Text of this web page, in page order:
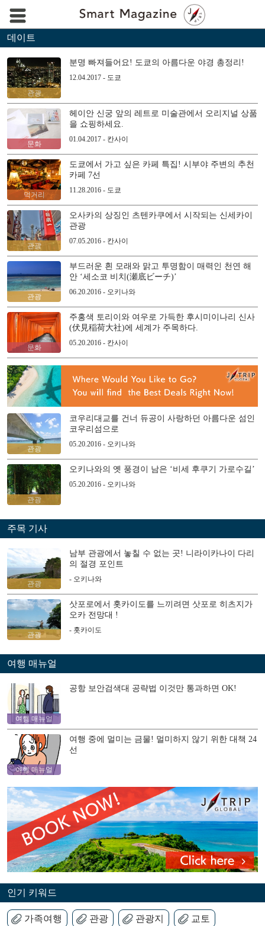
데이트
관광
분명 빠져들어요! 도쿄의 아름다운 야경 총정리!
12.04.2017 - 도쿄
문화
헤이안 신궁 앞의 레트로 미술관에서 오리지널 상품
을 쇼핑하세요.
01.04.2017 - 칸사이
먹거리
도쿄에서 가고 싶은 카페 특집! 시부야 주변의 추천
카페 7선
11.28.2016 - 도쿄
관광
오사카의 상징인 츠텐카쿠에서 시작되는 신세카이
관광
07.05.2016 - 칸사이
관광
부드러운 흰 모래와 맑고 투명함이 매력인 천연 해
안 ‘세소코 비치(瀬底ビーチ)’
06.20.2016 - 오키나와
문화
주홍색 토리이와 여우로 가득한 후시미이나리 신사
(伏見稲荷大社)에 세계가 주목하다.
05.20.2016 - 칸사이
관광
코우리대교를 건너 듀공이 사랑하던 아름다운 섬인
코우리섬으로
05.20.2016 - 오키나와
관광
오키나와의 옛 풍경이 남은 ‘비세 후쿠기 가로수길’
05.20.2016 - 오키나와
주목 기사
관광
남부 관광에서 놓칠 수 없는 곳! 니라이카나이 다리
의 절경 포인트
- 오키나와
관광
삿포로에서 홋카이도를 느끼려면 삿포로 히츠지가
오카 전망대 !
- 홋카이도
여행 매뉴얼
여행 매뉴얼
공항 보안검색대 공략법 이것만 통과하면 OK!
여행 매뉴얼
여행 중에 멀미는 금물! 멀미하지 않기 위한 대책 24
선
인기 키워드
가족여행 관광 관광지 교토